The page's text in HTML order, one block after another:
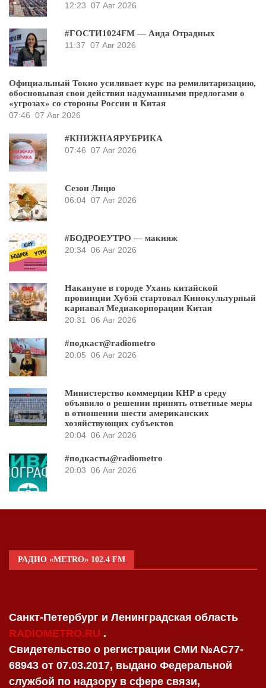
12:23 07 Авг 2026
#ГОСТИ1024FM — Аида Отрадных
11:37 07 Авг 2026
Официальный Токио усиливает курс на ремилитаризацию,
обосновывая свои действия надуманными предлогами о
«угрозах» со стороны России и Китая
07:46 07 Авг 2026
#КНИЖНАЯРУБРИКА
07:46 07 Авг 2026
Сезон Лицю
06:04 07 Авг 2026
#БОДРОЕУТРО — макияж
20:34 06 Авг 2026
Накануне в городе Ухань китайской
провинции Хубэй стартовал Кинокультурный
карнавал Медиакорпорации Китая
20:31
06 Авг 2026
#подкаст@radiometro
20:05 06 Авг 2026
Министерство коммерции КНР в среду
объявило о решении принять ответные меры
в отношении шести американских
хозяйствующих субъектов
20:04 06 Авг 2026
#подкасты@radiometro
20:03 06 Авг 2026
РАДИО «METRO» 102.4 FM
Санкт-Петербург и Ленинградская область
RADIOMETRO.RU .
Свидетельство о регистрации СМИ №AC77-
68943 от 07.03.2017, выдано Федеральной
службой по надзору в сфере связи,